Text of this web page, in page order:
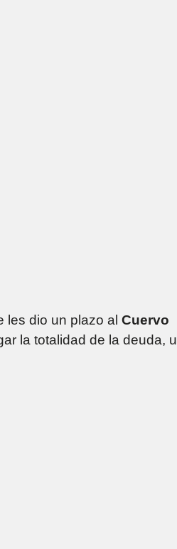
les dio un plazo al Cuervo
la totalidad de la deuda, u